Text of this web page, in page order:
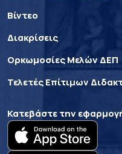
Βίντεο
Διακρίσεις
Ορκωμοσίες Μελών ΔΕΠ
Τελετές Επίτιμων
Κατεβάστε την